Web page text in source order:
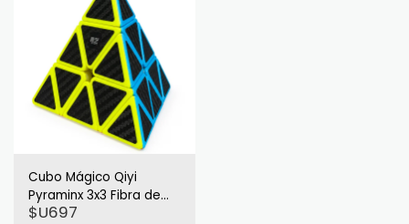
Cubo Mágico Qiyi
Pyraminx 3x3 Fibra de
Carbono
$U697